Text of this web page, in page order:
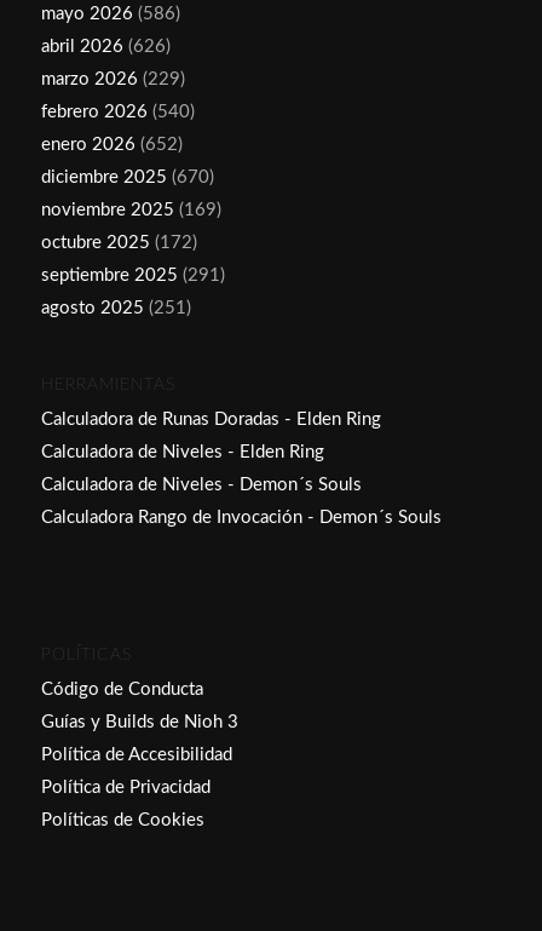
mayo 2026 (586)
abril 2026 (626)
marzo 2026 (229)
febrero 2026 (540)
enero 2026 (652)
diciembre 2025 (670)
noviembre 2025 (169)
octubre 2025 (172)
septiembre 2025 (291)
agosto 2025 (251)
HERRAMIENTAS
Calculadora de Runas Doradas - Elden Ring
Calculadora de Niveles - Elden Ring
Calculadora de Niveles - Demon´s Souls
Calculadora Rango de Invocación - Demon´s Souls
POLÍTICAS
Código de Conducta
Guías y Builds de Nioh 3
Política de Accesibilidad
Política de Privacidad
Políticas de Cookies